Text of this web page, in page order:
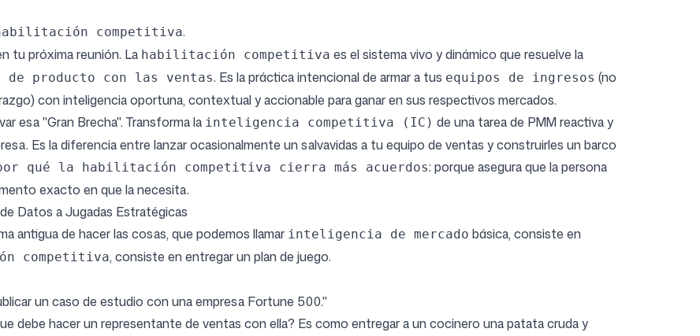
competitiva.
tu próxima reunión. La habilitación competitiva es el sistema vivo y dinámico que resuelve la
producto con las ventas. Es la práctica intencional de armar a tus equipos de ingresos (no
con inteligencia oportuna, contextual y accionable para ganar en sus respectivos mercados.
esa "Gran Brecha". Transforma la inteligencia competitiva (IC) de una tarea de PMM reactiva y
Es la diferencia entre lanzar ocasionalmente un salvavidas a tu equipo de ventas y construirles un barco
qué la habilitación competitiva cierra más acuerdos: porque asegura que la persona
exacto en que la necesita.
Datos a Jugadas Estratégicas
antigua de hacer las cosas, que podemos llamar inteligencia de mercado básica, consiste en
competitiva, consiste en entregar un plan de juego.
un caso de estudio con una empresa Fortune 500."
debe hacer un representante de ventas con ella? Es como entregar a un cocinero una patata cruda y